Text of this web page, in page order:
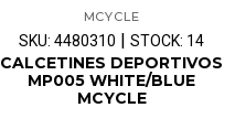
MCYCLE
SKU: 4480310 | STOCK: 14
CALCETINES DEPORTIVOS
MP005 WHITE/BLUE
MCYCLE